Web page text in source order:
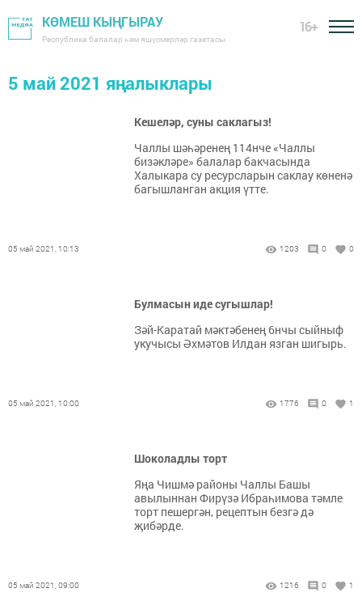
КӨМЕШ КЫҢГЫРАУ
Республика балалар һәм яшүсмерләр газетасы
16+
5 май 2021 яңалыклары
Кешеләр, суны саклагыз!
Чаллы шәһәренең 114нче «Чаллы
бизәкләре» балалар бакчасында
Халыкара су ресурсларын саклау көненә
багышланган акция үтте.
05 май 2021, 10:13 1203 0 0
Булмасын иде сугышлар!
Зәй-Каратай мәктәбенең 6нчы сыйныф
укучысы Әхмәтов Илдан язган шигырь.
05 май 2021, 10:00 1776 0 1
Шоколадлы торт
Яңа Чишмә районы Чаллы Башы
авылыннан Фирүзә Ибраһимова тәмле
торт пешергән, рецептын безгә дә
җибәрде.
05 май 2021, 09:00 1216 0 1